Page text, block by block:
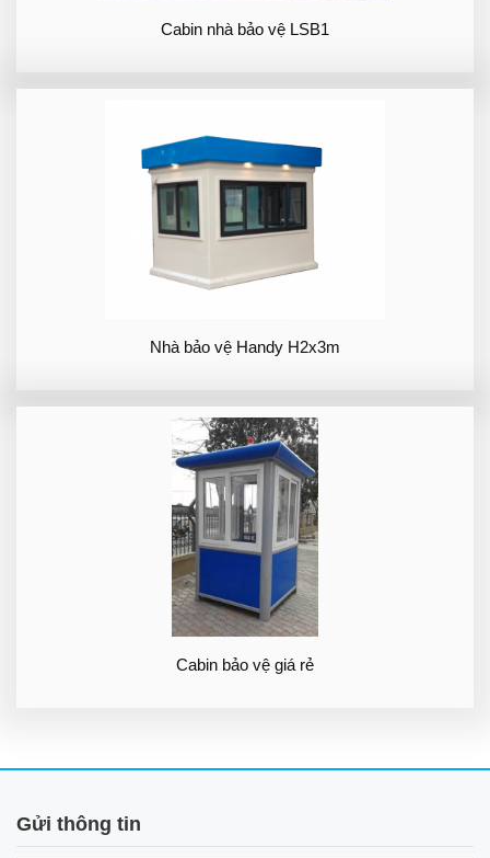
Cabin nhà bảo vệ LSB1
Nhà bảo vệ Handy H2x3m
Cabin bảo vệ giá rẻ
Gửi thông tin